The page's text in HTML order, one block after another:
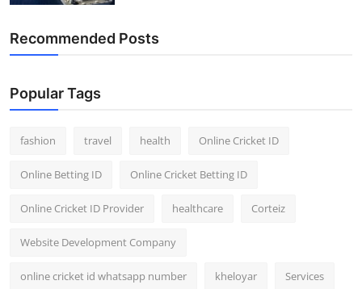
Recommended Posts
Popular Tags
fashion travel health Online Cricket ID
Online Betting ID Online Cricket Betting ID
Online Cricket ID Provider healthcare Corteiz
Website Development Company
online cricket id whatsapp number kheloyar Services